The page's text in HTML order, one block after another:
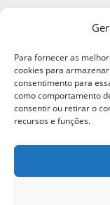
Para fornecer as
cookies para
consentimento para
como comportamento
consentir ou retirar o
recursos e funções.
FALE